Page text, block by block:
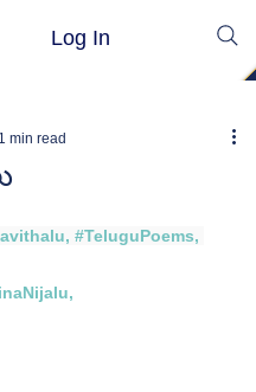
Log In
1 min read
, #TeluguPoems,
,